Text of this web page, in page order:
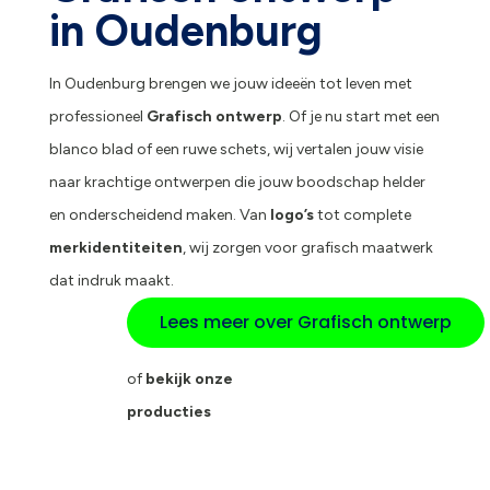
in Oudenburg
In Oudenburg brengen we jouw ideeën tot leven met
professioneel Grafisch ontwerp. Of je nu start met een
blanco blad of een ruwe schets, wij vertalen jouw visie
naar krachtige ontwerpen die jouw boodschap helder
en onderscheidend maken. Van logo’stot complete
merkidentiteiten, wij zorgen voor grafisch maatwerk
dat indruk maakt.
Lees meer over Grafisch ontwerp
ofbekijk onze
producties